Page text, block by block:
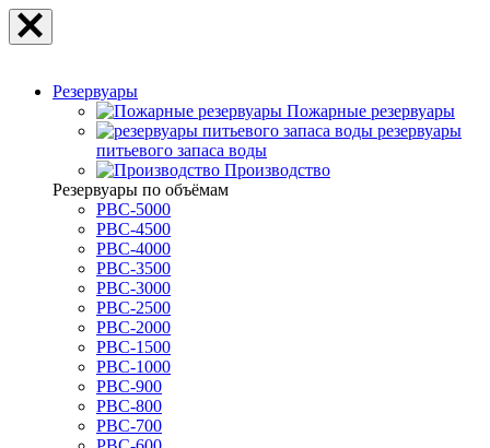
Резервуары
Пожарные резервуары
резервуары
питьевого запаса воды
Производство
Резервуары по объёмам
РВС-5000
РВС-4500
РВС-4000
РВС-3500
РВС-3000
РВС-2500
РВС-2000
РВС-1500
РВС-1000
РВС-900
РВС-800
РВС-700